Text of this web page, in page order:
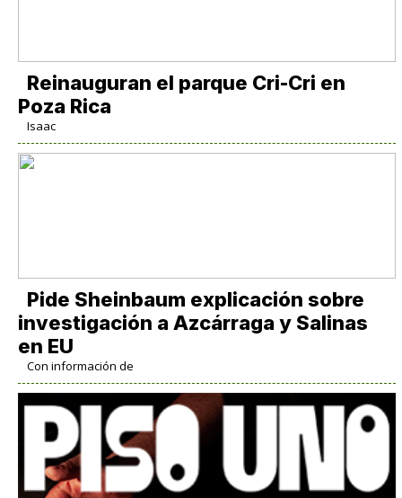
Reinauguran el parque Cri-Cri en
Poza Rica
Isaac
Pide Sheinbaum explicación sobre
investigación a Azcárraga y Salinas
en EU
Con información de